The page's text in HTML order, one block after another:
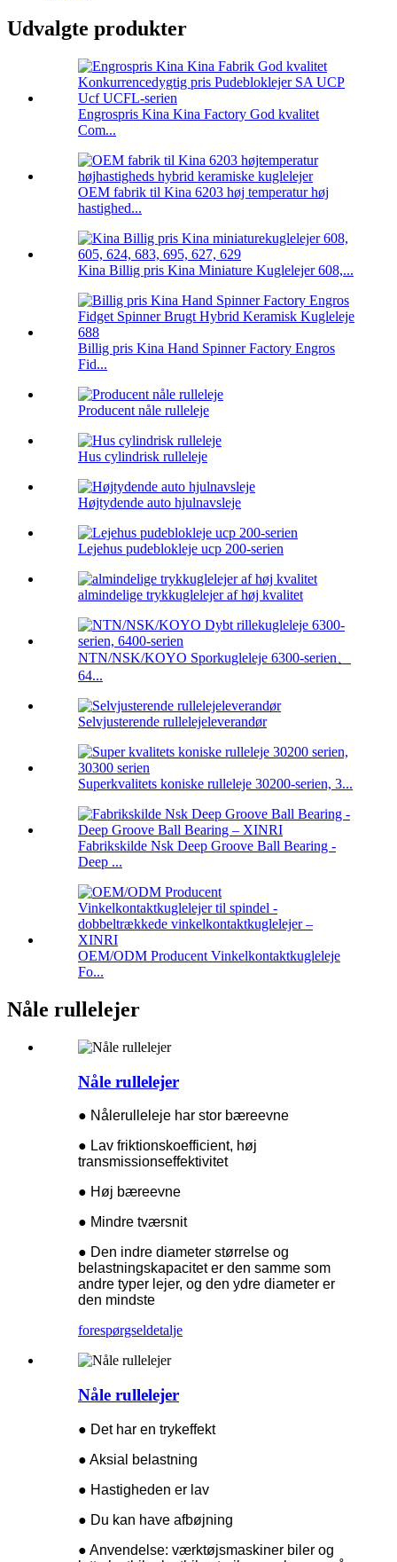
Udvalgte produkter
Engrospris Kina Kina Factory God kvalitet
Com...
OEM fabrik til Kina 6203 høj temperatur høj
hastighed...
Kina Billig pris Kina Miniature Kuglelejer 608,...
Billig pris Kina Hand Spinner Factory Engros
Fid...
Producent nåle rulleleje
Hus cylindrisk rulleleje
Højtydende auto hjulnavsleje
Lejehus pudeblokleje ucp 200-serien
almindelige trykkuglelejer af høj kvalitet
NTN/NSK/KOYO Sporkugleleje 6300-serien、
64...
Selvjusterende rullelejeleverandør
Superkvalitets koniske rulleleje 30200-serien, 3...
Fabrikskilde Nsk Deep Groove Ball Bearing -
Deep ...
OEM/ODM Producent Vinkelkontaktkugleleje
Fo...
Nåle rullelejer
Nåle rullelejer
● Nålerulleleje har stor bæreevne
● Lav friktionskoefficient, høj
transmissionseffektivitet
● Høj bæreevne
● Mindre tværsnit
● Den indre diameter størrelse og
belastningskapacitet er den samme som
andre typer lejer, og den ydre diameter er
den mindste
forespørgseldetalje
Nåle rullelejer
● Det har en trykeffekt
● Aksial belastning
● Hastigheden er lav
● Du kan have afbøjning
● Anvendelse: værktøjsmaskiner biler og